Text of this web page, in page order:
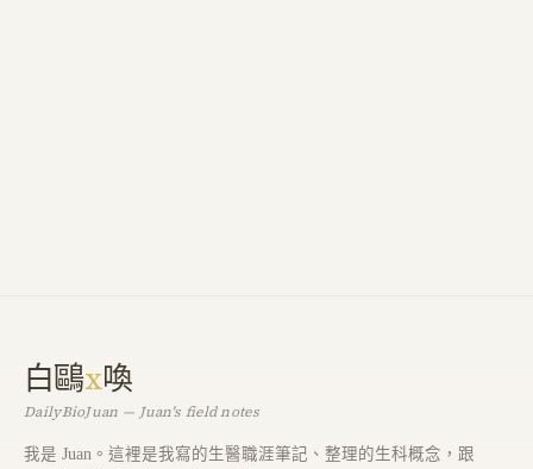
白鷗x喚
DailyBioJuan — Juan's field notes
我是 Juan。這裡是我寫的生醫職涯筆記、整理的生科概念，跟